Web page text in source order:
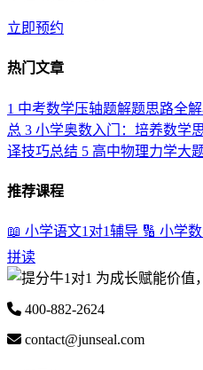
立即预约
热门文章
1 中考数学压轴题解题思路全
总 3 小学奥数入门：培养数学
译技巧总结 5 高中物理力学大
推荐课程
📖 小学语文1对1辅导 🔢 小学
拼读
为成长赋能价值
400-882-2624
contact@junseal.com